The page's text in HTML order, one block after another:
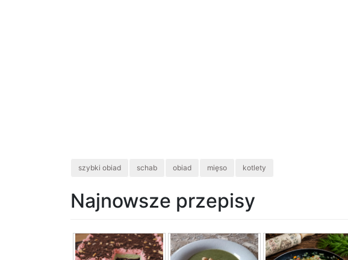
szybki obiad schab obiad mięso kotlety
Najnowsze przepisy